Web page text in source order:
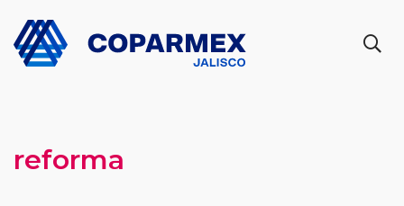
reforma